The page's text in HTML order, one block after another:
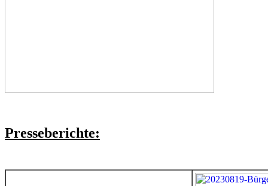
Presseberichte: